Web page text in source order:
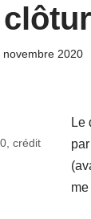
novembre 2020
crédit
Le